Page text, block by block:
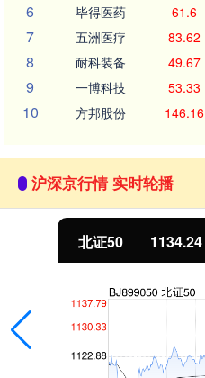
6 毕得医药 61.6
7 五洲医疗 83.62
8 耐科装备 49.67
9 一博科技 53.33
10 方邦股份 146.16
沪深京行情 实时轮播
北证50 1134.24